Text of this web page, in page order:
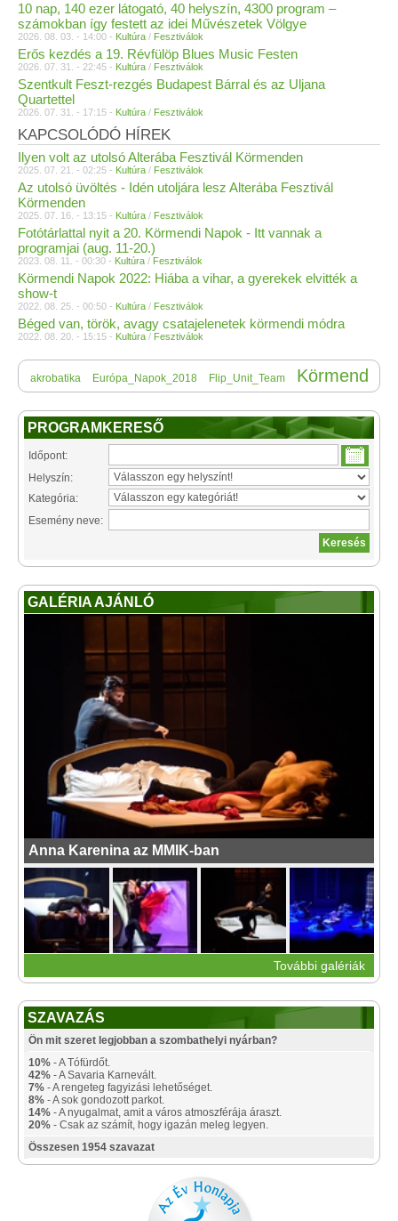
10 nap, 140 ezer látogató, 40 helyszín, 4300 program –
számokban így festett az idei Művészetek Völgye
2026. 08. 03. - 14:00 - Kultúra / Fesztiválok
Erős kezdés a 19. Révfülöp Blues Music Festen
2026. 07. 31. - 22:45 - Kultúra / Fesztiválok
Szentkult Feszt-rezgés Budapest Bárral és az Uljana
Quartettel
2026. 07. 31. - 17:15 - Kultúra / Fesztiválok
KAPCSOLÓDÓ HÍREK
Ilyen volt az utolsó Alterába Fesztivál Körmenden
2025. 07. 21. - 02:25 - Kultúra / Fesztiválok
Az utolsó üvöltés - Idén utoljára lesz Alterába Fesztivál
Körmenden
2025. 07. 16. - 13:15 - Kultúra / Fesztiválok
Fotótárlattal nyit a 20. Körmendi Napok - Itt vannak a
programjai (aug. 11-20.)
2023. 08. 11. - 00:30 - Kultúra / Fesztiválok
Körmendi Napok 2022: Hiába a vihar, a gyerekek elvitték a
show-t
2022. 08. 25. - 00:50 - Kultúra / Fesztiválok
Béged van, török, avagy csatajelenetek körmendi módra
2022. 08. 20. - 15:15 - Kultúra / Fesztiválok
akrobatika Európa_Napok_2018 Flip_Unit_Team Körmend
PROGRAMKERESŐ
Időpont:
Helyszín:
Kategória:
Esemény neve:
GALÉRIA AJÁNLÓ
Anna Karenina az MMIK-ban
További galériák
SZAVAZÁS
Ön mit szeret legjobban a szombathelyi nyárban?
10% - A Tófürdőt.
42% - A Savaria Karnevált.
7% - A rengeteg fagyizási lehetőséget.
8% - A sok gondozott parkot.
14% - A nyugalmat, amit a város atmoszférája áraszt.
20% - Csak az számít, hogy igazán meleg legyen.
Összesen 1954 szavazat